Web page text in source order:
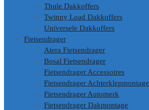
Thule Dakkoffers
Twinny Load Dakkoffers
Universele Dakkoffers
Fietsendrager
Atera Fietsendrager
Bosal Fietsendrager
Fietsendrager Accessoires
Fietsendrager Achterklepmontage
Fietsendrager Automerk
Fietsendrager Dakmontage